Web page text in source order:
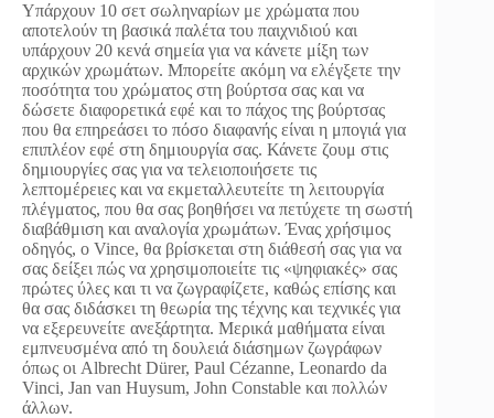
Υπάρχουν 10 σετ σωληναρίων με χρώματα που
αποτελούν τη βασικά παλέτα του παιχνιδιού και
υπάρχουν 20 κενά σημεία για να κάνετε μίξη των
αρχικών χρωμάτων. Μπορείτε ακόμη να ελέγξετε την
ποσότητα του χρώματος στη βούρτσα σας και να
δώσετε διαφορετικά εφέ και το πάχος της βούρτσας
που θα επηρεάσει το πόσο διαφανής είναι η μπογιά για
επιπλέον εφέ στη δημιουργία σας. Κάνετε ζουμ στις
δημιουργίες σας για να τελειοποιήσετε τις
λεπτομέρειες και να εκμεταλλευτείτε τη λειτουργία
πλέγματος, που θα σας βοηθήσει να πετύχετε τη σωστή
διαβάθμιση και αναλογία χρωμάτων. Ένας χρήσιμος
οδηγός, ο Vince, θα βρίσκεται στη διάθεσή σας για να
σας δείξει πώς να χρησιμοποιείτε τις «ψηφιακές» σας
πρώτες ύλες και τι να ζωγραφίζετε, καθώς επίσης και
θα σας διδάσκει τη θεωρία της τέχνης και τεχνικές για
να εξερευνείτε ανεξάρτητα. Μερικά μαθήματα είναι
εμπνευσμένα από τη δουλειά διάσημων ζωγράφων
όπως οι Albrecht Dürer, Paul Cézanne, Leonardo da
Vinci, Jan van Huysum, John Constable και πολλών
άλλων.